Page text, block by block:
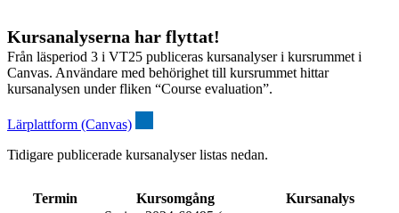
Kursanalyserna har flyttat!
Från läsperiod 3 i VT25 publiceras kursanalyser i kursrummet i
Canvas. Användare med behörighet till kursrummet hittar
kursanalysen under fliken “Course evaluation”.
Lärplattform (Canvas)
Tidigare publicerade kursanalyser listas nedan.
Termin Kursomgång Kursanalys